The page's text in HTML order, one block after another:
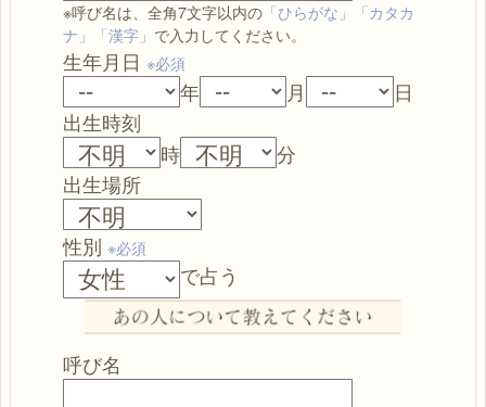
※呼び名は、全角7文字以内の 「ひらがな」「カタカ
ナ」「漢字」 で入力してください。
生年月日 ※必須
年 月
日
出生時刻
時
分
出生場所
性別 ※必須
で占う
呼び名